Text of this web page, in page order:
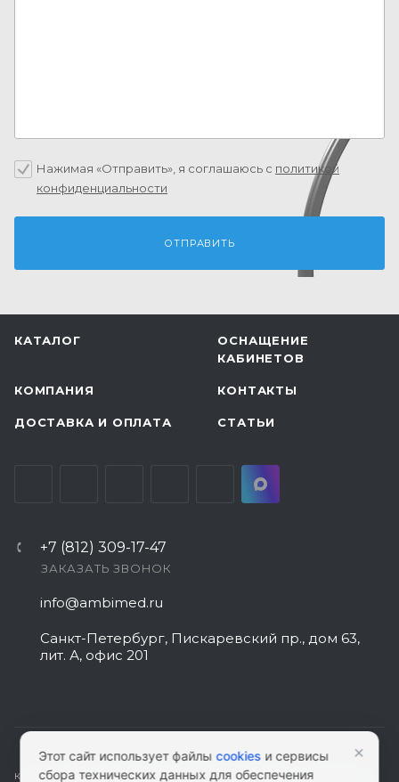
Нажимая «Отправить», я соглашаюсь c политикой
конфиденциальности
КАТАЛОГ
ОСНАЩЕНИЕ
КАБИНЕТОВ
КОМПАНИЯ КОНТАКТЫ
ДОСТАВКА И ОПЛАТА СТАТЬИ
+7 (812) 309-17-47
ЗАКАЗАТЬ ЗВОНОК
info@ambimed.ru
Санкт-Петербург, Пискаревский пр., дом 63,
лит. А, офис 201
КАРТА САЙТА|ПОЛИТИКА КОНФИДЕНЦИАЛЬНОСТИ|СОГЛАСИЕ НА
Этот сайт использует файлыcookies и сервисы
сбора технических данных для обеспечения
×